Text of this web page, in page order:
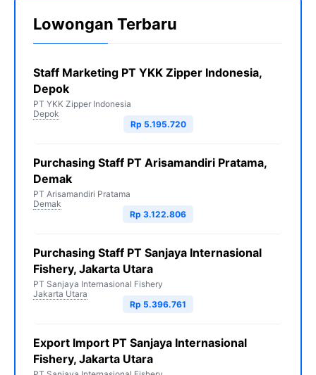
Lowongan Terbaru
Staff Marketing PT YKK Zipper Indonesia,
Depok
PT YKK Zipper Indonesia
Depok
Rp 5.195.720
Purchasing Staff PT Arisamandiri Pratama,
Demak
PT Arisamandiri Pratama
Demak
Rp 3.122.806
Purchasing Staff PT Sanjaya Internasional
Fishery, Jakarta Utara
PT Sanjaya Internasional Fishery
Jakarta Utara
Rp 5.396.761
Export Import PT Sanjaya Internasional
Fishery, Jakarta Utara